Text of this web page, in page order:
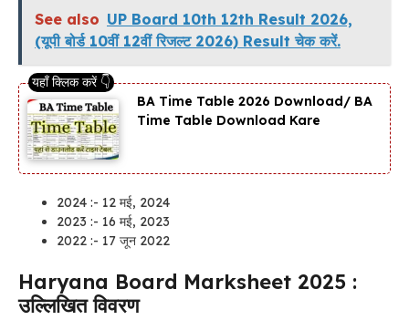
See also UP Board 10th 12th Result 2026,
(यूपी बोर्ड 10वीं 12वीं रिजल्ट 2026) Result चेक करें.
BA Time Table 2026 Download/ BA
Time Table Download Kare
2024 :- 12 मई, 2024
2023 :- 16 मई, 2023
2022 :- 17 जून 2022
Haryana Board Marksheet 2025 :
उल्लिखित विवरण